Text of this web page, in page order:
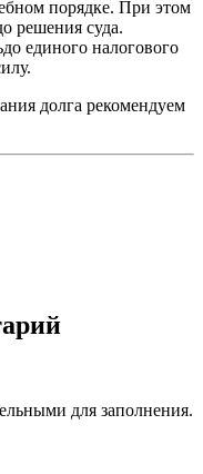
порядке. При этом
решения суда.
единого налогового
долга рекомендуем
для заполнения.